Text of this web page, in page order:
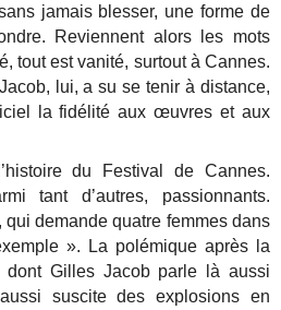
jamais blesser, une forme de
Reviennent alors les mots
tout est vanité, surtout à Cannes.
lui, a su se tenir à distance,
la fidélité aux œuvres et aux
du Festival de Cannes.
tant d’autres, passionnants.
demande quatre femmes dans
». La polémique après la
dont Gilles Jacob parle là aussi
suscite des explosions en